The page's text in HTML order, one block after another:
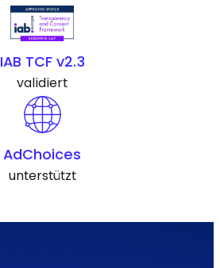
IAB TCF v2.3
validiert
AdChoices
unterstützt